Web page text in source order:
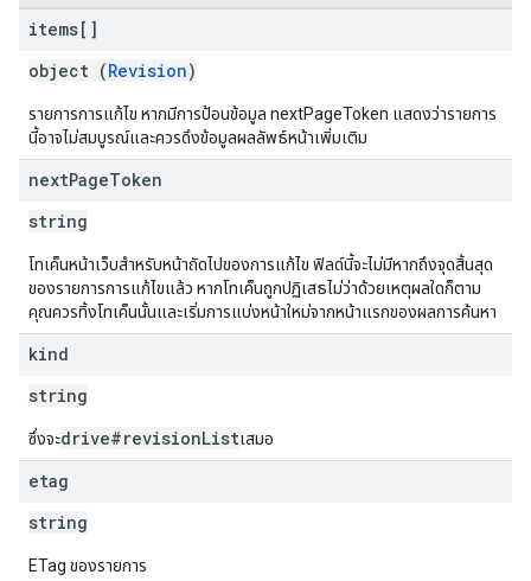
items[]
object (Revision)
รายการการแก้ไข หากมีการป้อนข้อมูล nextPageToken แสดงว่ารายการ
นี้อาจไม่สมบูรณ์และควรดึงข้อมูลผลลัพธ์หน้าเพิ่มเติม
nextPageToken
string
โทเค็นหน้าเว็บสำหรับหน้าถัดไปของการแก้ไข ฟิลด์นี้จะไม่มีหากถึงจุดสิ้นสุด
ของรายการการแก้ไขแล้ว หากโทเค็นถูกปฏิเสธไม่ว่าด้วยเหตุผลใดก็ตาม
คุณควรทิ้งโทเค็นนั้นและเริ่มการแบ่งหน้าใหม่จากหน้าแรกของผลการค้นหา
kind
string
ซึ่งจะdrive#revisionListเสมอ
etag
string
ETag ของรายการ